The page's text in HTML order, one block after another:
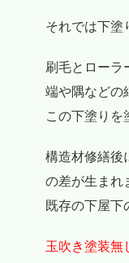
それでは下塗
刷毛とローラ
端や隅などの
この下塗りを
構造材修繕後
の差が生まれ
既存の下屋下
玉吹き塗装無